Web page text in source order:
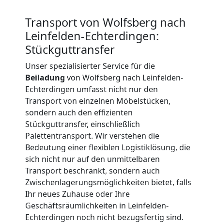
Transport von Wolfsberg nach
Leinfelden-Echterdingen:
Stückguttransfer
Unser spezialisierter Service für die
Beiladung von Wolfsberg nach Leinfelden-
Echterdingen umfasst nicht nur den
Transport von einzelnen Möbelstücken,
sondern auch den effizienten
Stückguttransfer, einschließlich
Palettentransport. Wir verstehen die
Bedeutung einer flexiblen Logistiklösung, die
sich nicht nur auf den unmittelbaren
Transport beschränkt, sondern auch
Zwischenlagerungsmöglichkeiten bietet, falls
Ihr neues Zuhause oder Ihre
Geschäftsräumlichkeiten in Leinfelden-
Echterdingen noch nicht bezugsfertig sind.
Nationaler
Umzug